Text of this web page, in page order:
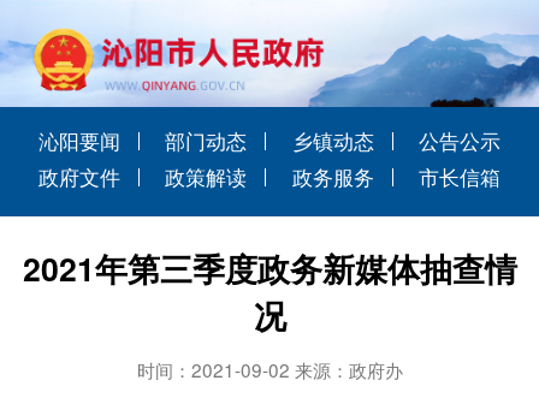
沁阳要闻 部门动态 乡镇动态
公告公示
政府文件
政策解读 政务服务 市长信箱
2021年第三季度政务新媒体抽查情
况
时间：2021-09-02 来源：政府办